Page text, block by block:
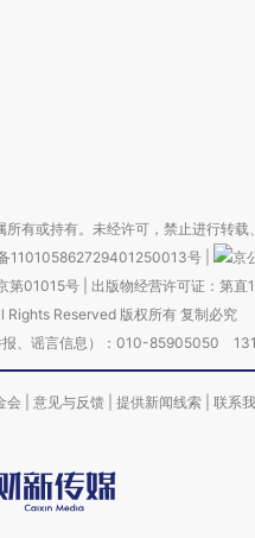
有或持有。未经许可，禁止进行转载
110105862729401250013号
京
第01015号| 出版物经营许可证：第直
Rights Reserved 版权所有 复制必究
报、谣言信息）：010-85905050
会 意见与反馈 提供新闻线索 联系